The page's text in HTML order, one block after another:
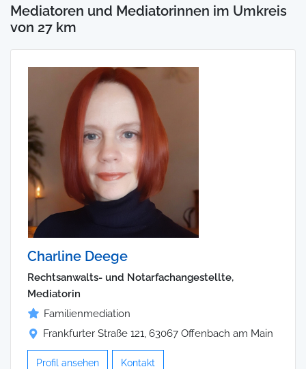
Mediatoren und Mediatorinnen im Umkreis
von 27 km
Charline Deege
Rechtsanwalts- und Notarfachangestellte,
Mediatorin
Familienmediation
Frankfurter Straße 121, 63067 Offenbach am Main
Profil ansehen Kontakt